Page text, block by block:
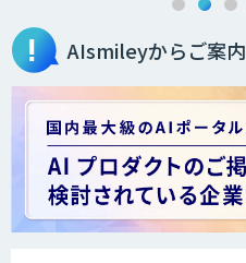
AIsmileyからご案内